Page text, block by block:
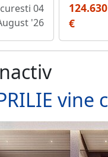
04
'26
124.630
€
vine